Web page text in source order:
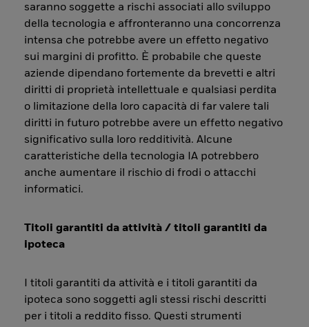
saranno soggette a rischi associati allo sviluppo
della tecnologia e affronteranno una concorrenza
intensa che potrebbe avere un effetto negativo
sui margini di profitto. È probabile che queste
aziende dipendano fortemente da brevetti e altri
diritti di proprietà intellettuale e qualsiasi perdita
o limitazione della loro capacità di far valere tali
diritti in futuro potrebbe avere un effetto negativo
significativo sulla loro redditività. Alcune
caratteristiche della tecnologia IA potrebbero
anche aumentare il rischio di frodi o attacchi
informatici.
Titoli garantiti da attività / titoli garantiti da
ipoteca
I titoli garantiti da attività e i titoli garantiti da
ipoteca sono soggetti agli stessi rischi descritti
per i titoli a reddito fisso. Questi strumenti